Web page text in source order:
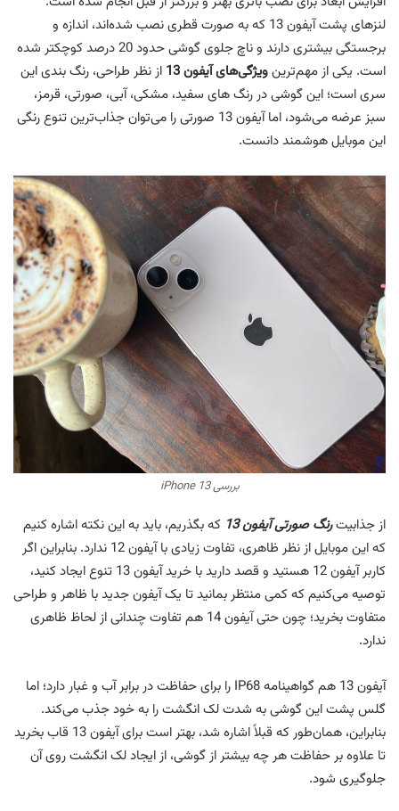
لنزهای پشت آیفون 13 که به صورت قطری نصب شده‌اند، اندازه و
برجستگی بیشتری دارند و ناچ جلوی گوشی حدود 20 درصد کوچکتر شده
است. یکی از مهم‌ترینویژگی‌های آیفون 13
از نظر طراحی، رنگ بندی این
سری است؛ این گوشی در رنگ های سفید، مشکی، آبی، صورتی، قرمز،
سبز عرضه می‌شود، اما آیفون 13 صورتی را می‌توان جذاب‌ترین تنوع رنگی
این موبایل هوشمند دانست.
بررسی iPhone 13
از جذابیترنگ صورتی آیفون 13
که بگذریم، باید به این نکته اشاره کنیم
که این موبایل از نظر ظاهری، تفاوت زیادی با آیفون 12 ندارد. بنابراین اگر
کاربر آیفون 12 هستید و قصد دارید با خرید آیفون 13 تنوع ایجاد کنید،
توصیه می‌کنیم که کمی منتظر بمانید تا یک آیفون جدید با ظاهر و طراحی
متفاوت بخرید؛ چون حتی آیفون 14 هم تفاوت چندانی از لحاظ ظاهری
ندارد.
آیفون 13 هم گواهینامه IP68 را برای حفاظت در برابر آب و غبار دارد؛ اما
گلس پشت این گوشی به شدت لک انگشت را به خود جذب می‌کند.
بنابراین، همان‌طور که قبلاً اشاره شد، بهتر است برای آیفون 13 قاب بخرید
تا علاوه بر حفاظت هر چه بیشتر از گوشی، از ایجاد لک انگشت روی آن
جلوگیری شود.